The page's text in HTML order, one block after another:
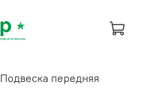
Подвеска передняя